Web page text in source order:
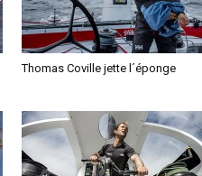
Thomas Coville jette l´éponge